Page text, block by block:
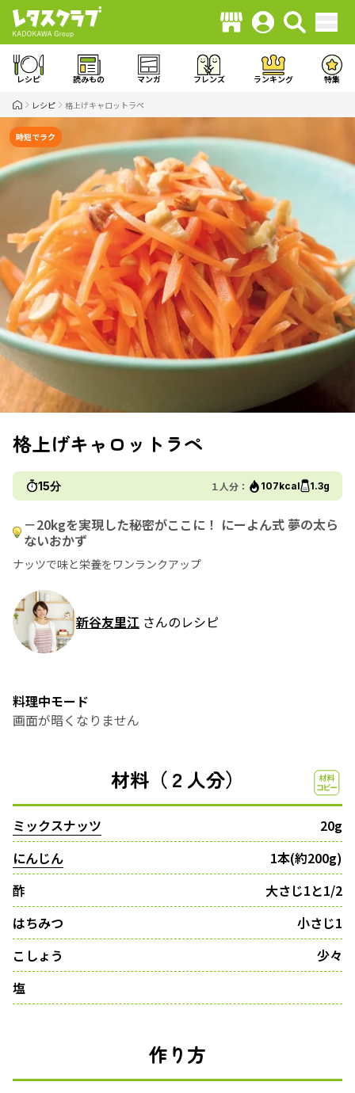
レシピ 読みもの マンガ フレンズ ランキング 特集
レシピ 格上げキャロットラペ
時短でラク
格上げキャロットラペ
15分 １人分： 107kcal 1.3g
－20kgを実現した秘密がここに！ にーよん式 夢の太ら
ないおかず
ナッツで味と栄養をワンランクアップ
新谷友里江 さんのレシピ
料理中モード
画面が暗くなりません
材料（２人分）
ミックスナッツ
20g
にんじん
1本(約200g)
酢
大さじ1と1/2
はちみつ
小さじ1
こしょう
少々
塩
作り方